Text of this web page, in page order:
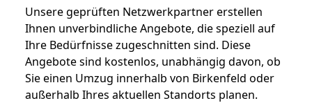
Unsere geprüften Netzwerkpartner erstellen
Ihnen unverbindliche Angebote, die speziell auf
Ihre Bedürfnisse zugeschnitten sind. Diese
Angebote sind kostenlos, unabhängig davon, ob
Sie einen Umzug innerhalb von Birkenfeld oder
außerhalb Ihres aktuellen Standorts planen.